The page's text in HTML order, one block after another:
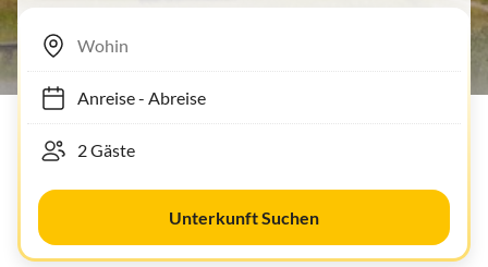
Anreise- Abreise
Unterkunft Suchen